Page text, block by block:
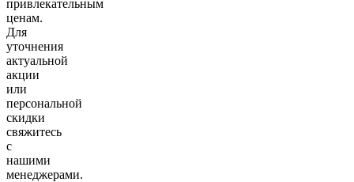
привлекательным
ценам.
Для
уточнения
актуальной
акции
или
персональной
скидки
свяжитесь
с
нашими
менеджерами.